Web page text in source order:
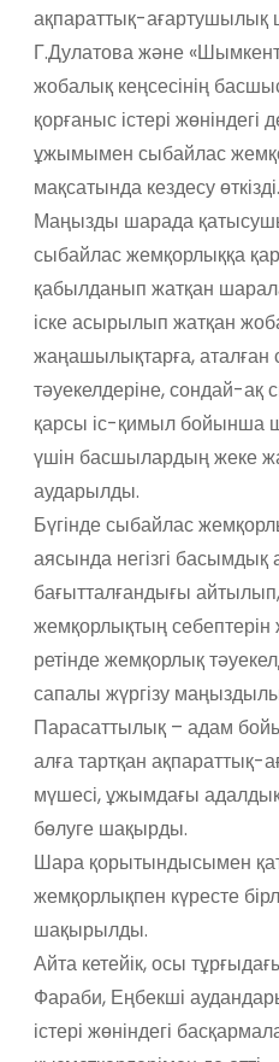
ақпараттық-
Г.Дулатова және
жобалық кеңсесінің
қорғаныс істері жөніндегі
ұжымымен сыбайлас
мақсатында кездесу өткізді.
Маңызды шарада
сыбайлас жемқорлыққа
қабылданып жатқан
іске асырылып жатқан
жаңашылықтарға,
тәуекелдеріне, сондай-
қарсы іс-қимыл бойынша
үшін басшылардың жеке
аударылды.
Бүгінде сыбайлас
аясында негізгі басымдық
бағытталғандығы
жемқорлықтың
ретінде жемқорлық
сапалы жүргізу
Парасаттылық – адам
алға тартқан
мүшесі, ұжымдағы адалдық,
бөлуге шақырды.
Шара қорытындысымен
жемқорлықпен күресте
шақырылды.
Айта кетейік, осы
Фараби, Еңбекші
істері жөніндегі